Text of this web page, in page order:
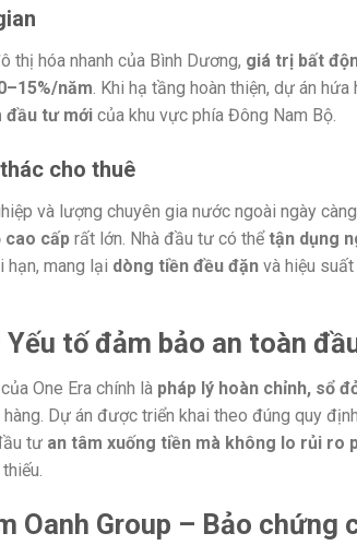
hóa nhanh của Bình Dương, giá trị bất
năm. Khi hạ tầng hoàn thiện, dự án hứa
đầu tư mới của khu vực phía Đông Nam Bộ.
cho thuê
và lượng chuyên gia nước ngoài ngày
cao cấp rất lớn. Nhà đầu tư có thểtận dụng
hạn, mang lại dòng tiền đều đặn và hiệu
tố đảm bảo an toàn
One Era chính là pháp lý hoàn chỉnh, sổ
Dự án được triển khai theo đúng quy
tư an tâm xuống tiền mà không lo rủi ro
Oanh Group – Bảo chứng